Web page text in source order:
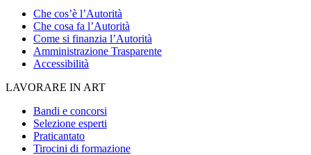
Che cos’è l’Autorità
Che cosa fa l’Autorità
Come si finanzia l’Autorità
Amministrazione Trasparente
Accessibilità
LAVORARE IN ART
Bandi e concorsi
Selezione esperti
Praticantato
Tirocini di formazione